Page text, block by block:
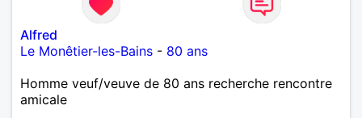
Alfred
Le Monêtier-les-Bains - 80 ans
Homme veuf/veuve de 80 ans recherche rencontre
amicale